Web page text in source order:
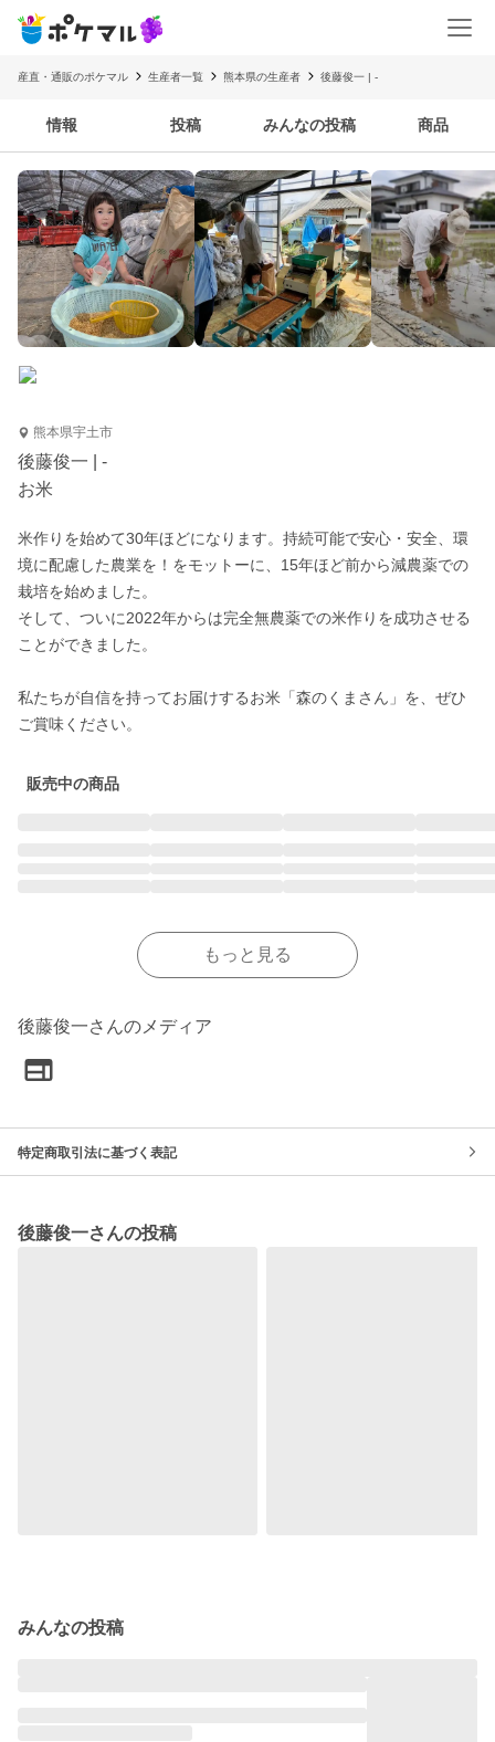
産直・通販のポケマル 生産者一覧 熊本県の生産者 後藤俊一 | -
情報 投稿 みんなの投稿 商品
熊本県宇土市
後藤俊一 | -
お米
米作りを始めて30年ほどになります。持続可能で安心・安全、環
境に配慮した農業を！をモットーに、15年ほど前から減農薬での
栽培を始めました。
そして、ついに2022年からは完全無農薬での米作りを成功させる
ことができました。
私たちが自信を持ってお届けするお米「森のくまさん」を、ぜひ
ご賞味ください。
販売中の商品
もっと見る
後藤俊一さんのメディア
特定商取引法に基づく表記
後藤俊一さんの投稿
みんなの投稿